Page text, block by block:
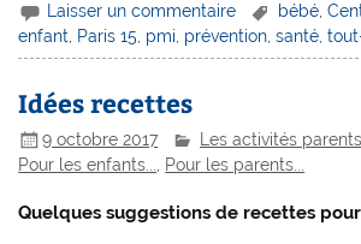
Laisser un commentaire bébé ,
enfant, Paris 15, pmi, prévention,santé,
Idées recettes
9 octobre 2017 Les activités
Pour les enfants..., Pour les parents...
Quelques suggestions de recettes